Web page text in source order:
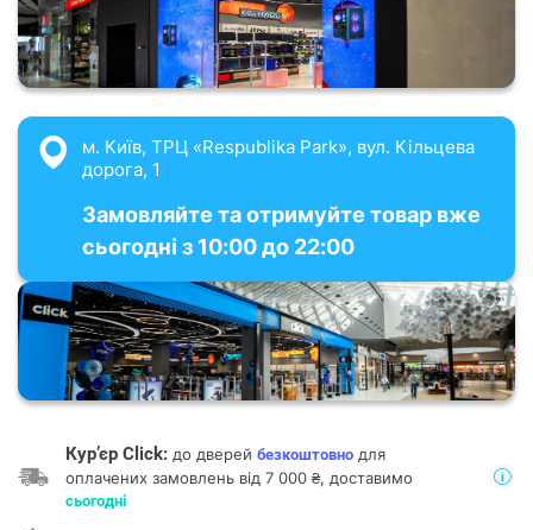
м. Київ, ТРЦ «Respublika Park», вул. Кільцева
дорога, 1
Замовляйте та отримуйте товар вже
сьогодні з 10:00 до 22:00
Кур’єр Click: до дверей безкоштовно для
оплачених замовлень від 7 000 ₴, доставимо
сьогодні